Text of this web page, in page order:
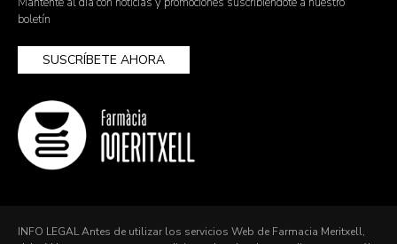
boletín
SUSCRÍBETE AHORA
INFO LEGAL Antes de utilizar los servicios Web de Farmacia Meritxell,